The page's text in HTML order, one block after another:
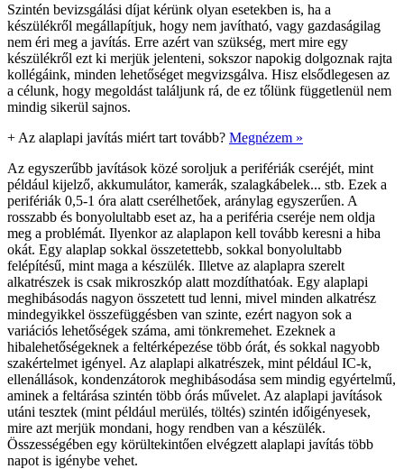
Szintén bevizsgálási díjat kérünk olyan esetekben is, ha a
készülékről megállapítjuk, hogy nem javítható, vagy gazdaságilag
nem éri meg a javítás. Erre azért van szükség, mert mire egy
készülékről ezt ki merjük jelenteni, sokszor napokig dolgoznak rajta
kollégáink, minden lehetőséget megvizsgálva. Hisz elsődlegesen az
a célunk, hogy megoldást találjunk rá, de ez tőlünk függetlenül nem
mindig sikerül sajnos.
+ Az alaplapi javítás miért tart tovább? Megnézem »
Az egyszerűbb javítások közé soroljuk a perifériák cseréjét, mint
például kijelző, akkumulátor, kamerák, szalagkábelek... stb. Ezek a
perifériák 0,5-1 óra alatt cserélhetőek, aránylag egyszerűen. A
rosszabb és bonyolultabb eset az, ha a periféria cseréje nem oldja
meg a problémát. Ilyenkor az alaplapon kell tovább keresni a hiba
okát. Egy alaplap sokkal összetettebb, sokkal bonyolultabb
felépítésű, mint maga a készülék. Illetve az alaplapra szerelt
alkatrészek is csak mikroszkóp alatt mozdíthatóak. Egy alaplapi
meghibásodás nagyon összetett tud lenni, mivel minden alkatrész
mindegyikkel összefüggésben van szinte, ezért nagyon sok a
variációs lehetőségek száma, ami tönkremehet. Ezeknek a
hibalehetőségeknek a feltérképezése több órát, és sokkal nagyobb
szakértelmet igényel. Az alaplapi alkatrészek, mint például IC-k,
ellenállások, kondenzátorok meghibásodása sem mindig egyértelmű,
aminek a feltárása szintén több órás művelet. Az alaplapi javítások
utáni tesztek (mint például merülés, töltés) szintén időigényesek,
mire azt merjük mondani, hogy rendben van a készülék.
Összességében egy körültekintően elvégzett alaplapi javítás több
napot is igénybe vehet.